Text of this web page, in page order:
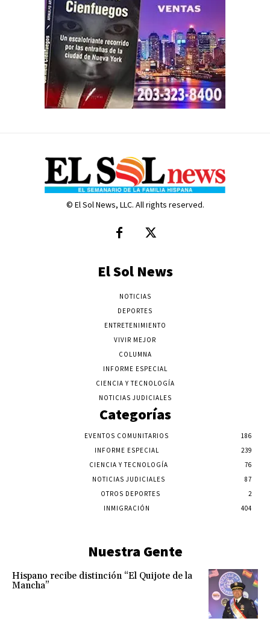
© El Sol News, LLC. All rights reserved.
El Sol News
NOTICIAS
DEPORTES
ENTRETENIMIENTO
VIVIR MEJOR
COLUMNA
INFORME ESPECIAL
CIENCIA Y TECNOLOGÍA
NOTICIAS JUDICIALES
Categorías
EVENTOS COMUNITARIOS
186
INFORME ESPECIAL
239
CIENCIA Y TECNOLOGÍA
76
NOTICIAS JUDICIALES
87
OTROS DEPORTES
2
INMIGRACIÓN
404
Nuestra Gente
Hispano recibe distinción “El Quijote de la
Mancha”